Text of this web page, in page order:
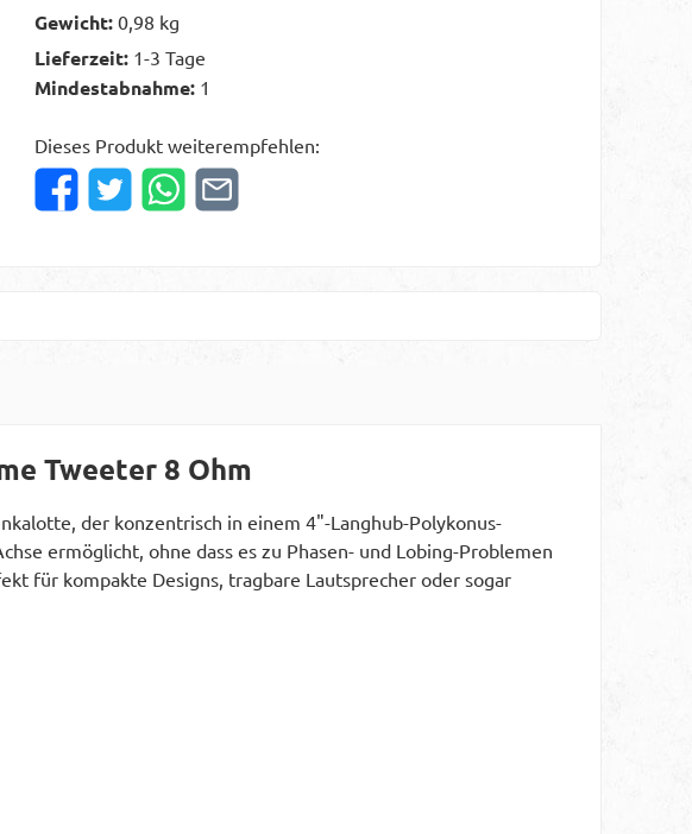
Gewicht:0,98 kg
Lieferzeit: 1-3 Tage
Mindestabnahme: 1
Dieses Produkt weiterempfehlen:
Tweeter 8 Ohm
der konzentrisch in einem 4"-Langhub-Polykonus-
ermöglicht, ohne dass es zu Phasen- und Lobing-Problemen
für kompakte Designs, tragbare Lautsprecher oder sogar